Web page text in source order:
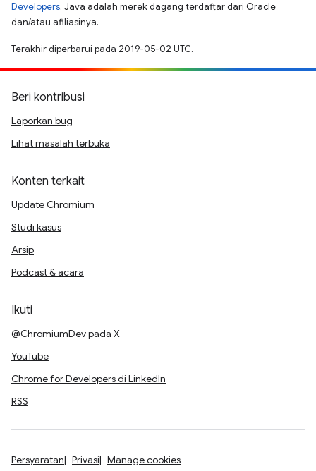
Developers. Java adalah merek dagang terdaftar dari Oracle
dan/atau afiliasinya.
Terakhir diperbarui pada 2019-05-02 UTC.
Beri kontribusi
Laporkan bug
Lihat masalah terbuka
Konten terkait
Update Chromium
Studi kasus
Arsip
Podcast & acara
Ikuti
@ChromiumDev pada X
YouTube
Chrome for Developers di LinkedIn
RSS
Persyaratan Privasi Manage cookies